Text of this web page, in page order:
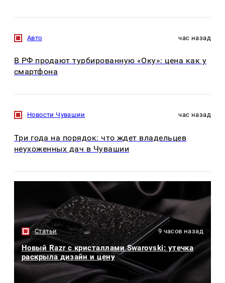
Авто час назад
В РФ продают турбированную «Оку»: цена как у
смартфона
Новости Чувашии час назад
Три года на порядок: что ждет владельцев
неухоженных дач в Чувашии
Статьи 9 часов назад
Новый Razr с кристаллами Swarovski: утечка
раскрыла дизайн и цену